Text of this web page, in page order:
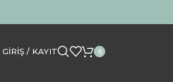
GIRIŞ / KAYIT 0